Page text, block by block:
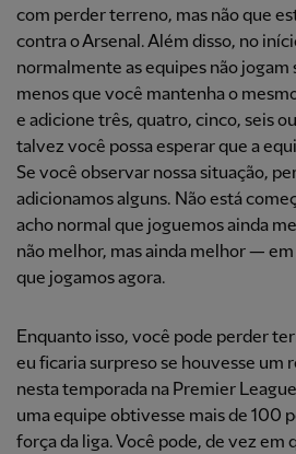
com perder terreno, mas não que
contra o Arsenal. Além disso, no
normalmente as equipes não jogam
menos que você mantenha o
e adicione três, quatro, cinco, seis
talvez você possa esperar que a
Se você observar nossa situação,
adicionamos alguns. Não está
acho normal que joguemos ainda
não melhor, mas ainda melhor —
que jogamos agora.
Enquanto isso, você pode perder
eu ficaria surpreso se houvesse um
nesta temporada na Premier
uma equipe obtivesse mais de 100
força da liga. Você pode, de vez em